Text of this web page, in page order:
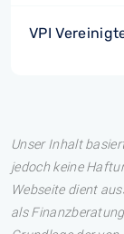
VPI
Unser Inhalt
jedoch keine
Webseite dient
als